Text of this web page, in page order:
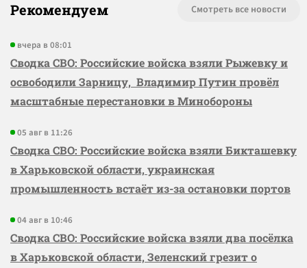
Рекомендуем Смотреть все новости
вчера в 08:01
Сводка СВО: Российские войска взяли Рыжевку и
освободили Зарницу, Владимир Путин провёл
масштабные перестановки в Минобороны
05 авг в 11:26
Сводка СВО: Российские войска взяли Бикташевку
в Харьковской области, украинская
промышленность встаёт из-за остановки портов
04 авг в 10:46
Сводка СВО: Российские войска взяли два посёлка
в Харьковской области, Зеленский грезит о